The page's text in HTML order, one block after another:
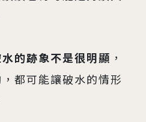
的跡象不是很明顯 ，
都可能讓破水的情形